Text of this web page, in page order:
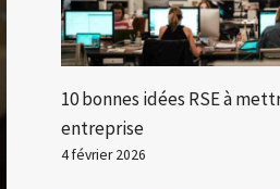
10 bonnes idées RSE à
entreprise
4 février 2026